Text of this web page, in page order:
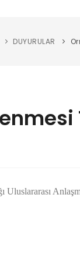
DUYURULAR
Uluslararası